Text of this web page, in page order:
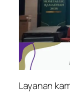
Layanan